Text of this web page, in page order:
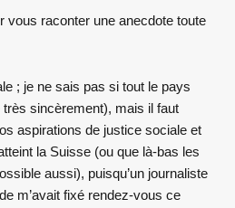
vous raconter une anecdote toute
; je ne sais pas si tout le pays
très sincèrement), mais il faut
aspirations de justice sociale et
la Suisse (ou que là-bas les
aussi), puisqu’un journaliste
m’avait fixé rendez-vous ce